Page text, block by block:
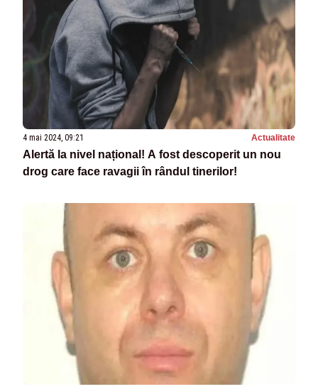
4 mai 2024, 09:21 Actualitate
Alertă la nivel național! A fost descoperit un nou
drog care face ravagii în rândul tinerilor!